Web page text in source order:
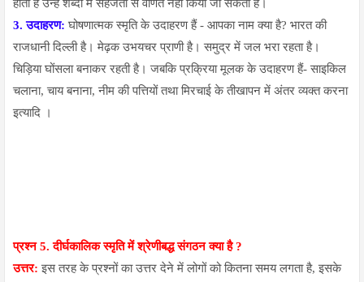
होती हैं उन्हें शब्दों में सहजता से वर्णित नहीं किया जा सकता है।
3. उदाहरण:घोषणात्मक स्मृति के उदाहरण हैं - आपका नाम क्या है? भारत की
राजधानी दिल्ली है। मेढ़क उभयचर प्राणी है। समुद्र में जल भरा रहता है।
चिड़िया घोंसला बनाकर रहती है। जबकि प्रक्रियामूलक के उदाहरण हैं- साइकिल
चलाना, चाय बनाना, नीम की पत्तियों तथा मिरचाई के तीखापन में अंतर व्यक्त करना
इत्यादि ।
प्रश्न 5.दीर्घकालिक स्मृति में श्रेणीबद्ध संगठन क्या है ?
उत्तर:इस तरह के प्रश्नों का उत्तर देने में लोगों को कितना समय लगता है, इसके